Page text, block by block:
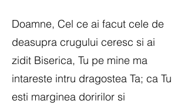
Doamne, Cel ce ai facut cele de
deasupra crugului ceresc si ai
zidit Biserica, Tu pe mine ma
intareste intru dragostea Ta; ca Tu
esti marginea doririlor si